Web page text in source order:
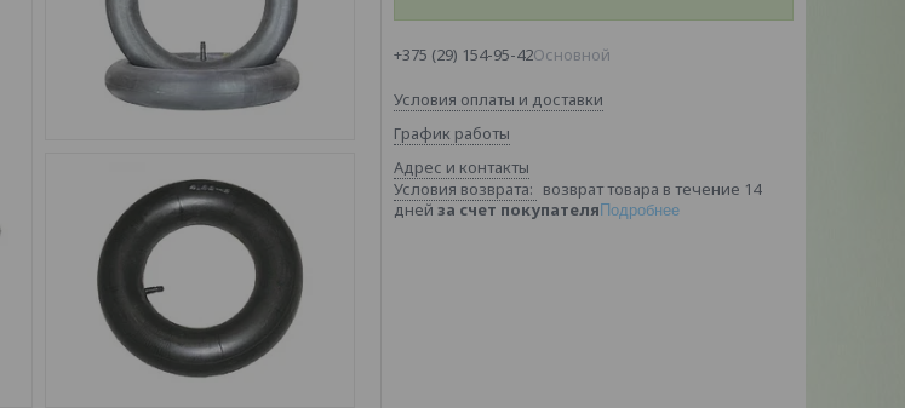
+375 (29) 154-95-42Основной
Условия оплаты и доставки
График работы
Адрес и контакты
возврат товара в течение 14
дней за счет покупателя Подробнее